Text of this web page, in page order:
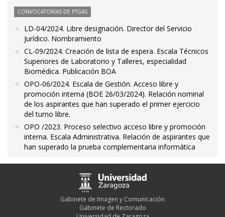
CONVOCATORIAS DE PTGAS
LD-04/2024. Libre designación. Director del Servicio
Jurídico. Nombramiento
CL-09/2024. Creación de lista de espera. Escala Técnicos
Superiores de Laboratorio y Talleres, especialidad
Biomédica. Publicación BOA
OPO-06/2024. Escala de Gestión. Acceso libre y
promoción interna (BOE 26/03/2024). Relación nominal
de los aspirantes que han superado el primer ejercicio
del turno libre.
OPO /2023. Proceso selectivo acceso libre y promoción
interna. Escala Administrativa. Relación de aspirantes que
han superado la prueba complementaria informática
Gabinete de Imagen y Comunicación
Gabinete de Rectorado